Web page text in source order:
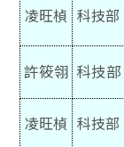
凌旺楨 科技部
許筱翎 科技部
凌旺楨 科技部